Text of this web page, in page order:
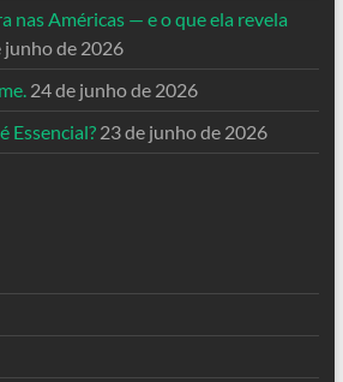
nas Américas — e o que ela revela
junho de 2026
24 de junho de 2026
Essencial? 23 de junho de 2026